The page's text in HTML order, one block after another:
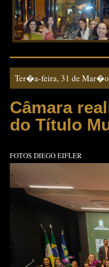
Ter�a-feira, 31 de Mar�o
Câmara
do Título
FOTOS DIEGO EIFLER